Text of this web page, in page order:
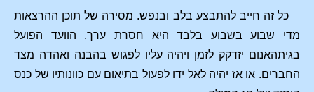
כל זה חייב להתבצע בלב ובנפש. מסירה של תוכן ההרצאות
מדי שבוע בשבוע בלבד היא חסרת ערך. הוועד הפועל
בגיתהאנום יזדקק לזמן ויהיה עליו לפגוש בהבנה ואהדה מצד
החברים. או אז יהיה לאל ידו לפעול בתיאום עם כוונותיו של כנס